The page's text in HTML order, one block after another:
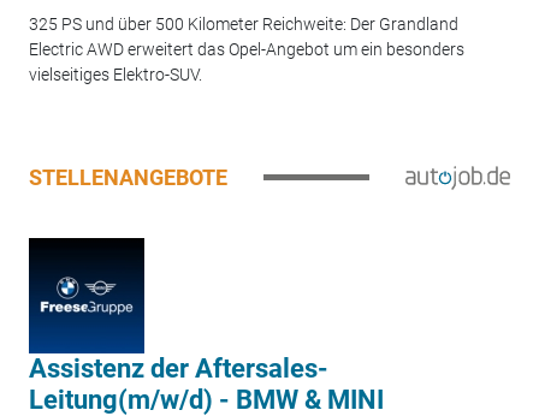
325 PS und über 500 Kilometer Reichweite: Der Grandland
Electric AWD erweitert das Opel-Angebot um ein besonders
vielseitiges Elektro-SUV.
STELLENANGEBOTE
Assistenz der Aftersales-
Leitung(m/w/d) - BMW & MINI